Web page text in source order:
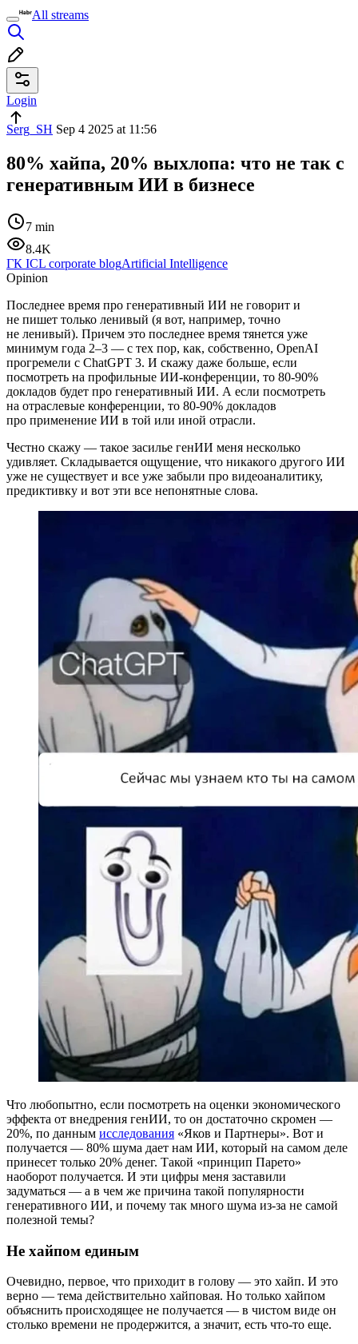
All streams
Login
Serg_SH Sep 4 2025 at 11:56
80% хайпа, 20% выхлопа: что не так с
генеративным ИИ в бизнесе
7 min
8.4K
ГК ICL corporate blogArtificial Intelligence
Opinion
Последнее время про генеративный ИИ не говорит и
не пишет только ленивый (я вот, например, точно
не ленивый). Причем это последнее время тянется уже
минимум года 2–3 — с тех пор, как, собственно, OpenAI
прогремели с ChatGPT 3. И скажу даже больше, если
посмотреть на профильные ИИ‑конференции, то 80-90%
докладов будет про генеративный ИИ. А если посмотреть
на отраслевые конференции, то 80-90% докладов
про применение ИИ в той или иной отрасли.
Честно скажу — такое засилье генИИ меня несколько
удивляет. Складывается ощущение, что никакого другого ИИ
уже не существует и все уже забыли про видеоаналитику,
предиктивку и вот эти все непонятные слова.
Что любопытно, если посмотреть на оценки экономического
эффекта от внедрения генИИ, то он достаточно скромен —
20%, по данным исследования «Яков и Партнеры». Вот и
получается — 80% шума дает нам ИИ, который на самом деле
принесет только 20% денег. Такой «принцип Парето»
наоборот получается. И эти цифры меня заставили
задуматься — а в чем же причина такой популярности
генеративного ИИ, и почему так много шума из‑за не самой
полезной темы?
Не хайпом единым
Очевидно, первое, что приходит в голову — это хайп. И это
верно — тема действительно хайповая. Но только хайпом
объяснить происходящее не получается — в чистом виде он
столько времени не продержится, а значит, есть что‑то еще.